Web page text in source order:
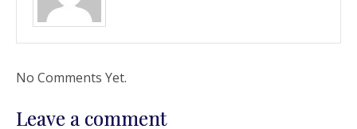
No Comments Yet.
Leave a comment